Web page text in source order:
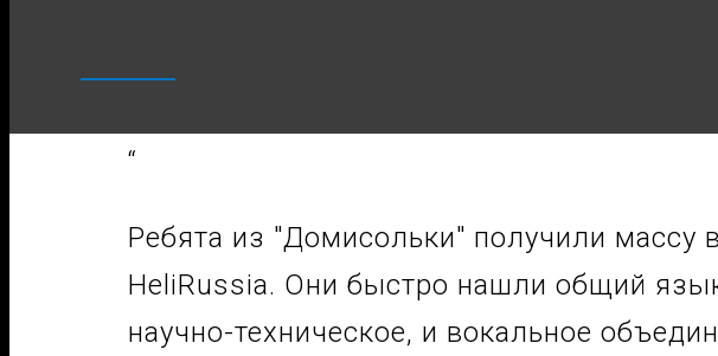
“
Ребята из "Домисольки" получили массу
HeliRussia. Они быстро нашли общий
научно-техническое, и вокальное